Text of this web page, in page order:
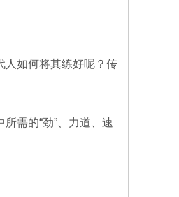
人如何将其练好呢？传
需的“劲”、力道、速